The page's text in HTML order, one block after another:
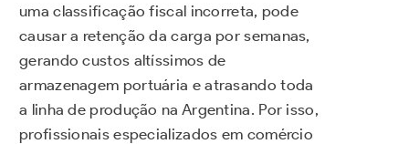
uma classificação fiscal incorreta, pode
causar a retenção da carga por semanas,
gerando custos altíssimos de
armazenagem portuária e atrasando toda
a linha de produção na Argentina. Por isso,
profissionais especializados em comércio